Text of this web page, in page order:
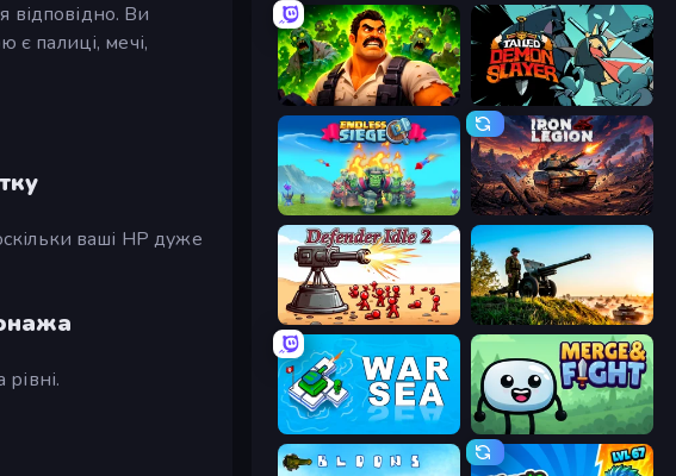
відповідно. Ви
є палиці, мечі,
ваші HP дуже
Zombie Lab Escape Tailed Demon Slayer
Endless Siege Iron Legion
Defender Idle 2 Artillery Vs Tanks
War Sea Merge & Fight